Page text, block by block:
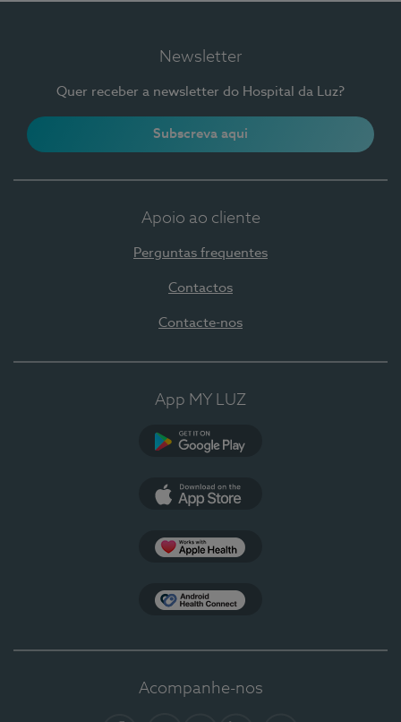
Newsletter
Quer receber a newsletter do Hospital da Luz?
Subscreva aqui
Apoio ao cliente
Perguntas frequentes
Contactos
Contacte-nos
App MY LUZ
Acompanhe-nos